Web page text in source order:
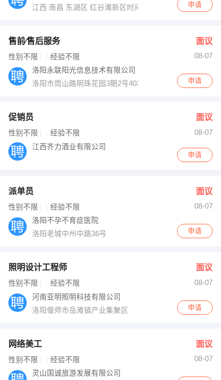
江西 南昌 东湖区 红谷滩新区时间广场B座6楼
申请
售前∕售后服务 面议
性别不限 经验不限
08-07
洛阳永联阳光信息技术有限公司
洛阳市周山路明珠花园3期2号403室
申请
促销员 面议
性别不限 经验不限
08-07
江西齐力酒业有限公司
申请
派单员 面议
性别不限 经验不限
08-07
洛阳不孕不育症医院
洛阳老城中州中路36号
申请
照明设计工程师 面议
性别不限 经验不限
08-07
河南亚明照明科技有限公司
洛阳偃师市岳滩镇产业集聚区
申请
网络美工 面议
性别不限 经验不限
08-07
灵山国诚旅游发展有限公司